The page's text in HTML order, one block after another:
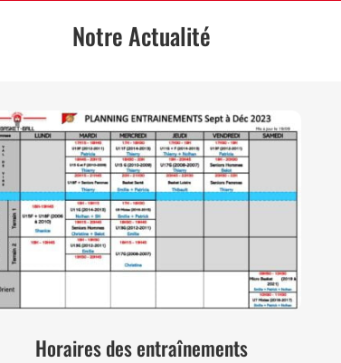
Notre Actualité
Horaires des entraînements